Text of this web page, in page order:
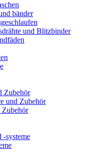
bänder
und Blitzbinder
Zubehör
und Zubehör
Zubehör
-systeme